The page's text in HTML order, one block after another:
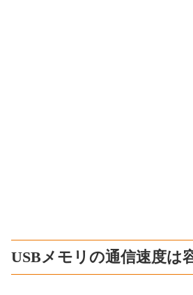
USBメモリの通信速度は